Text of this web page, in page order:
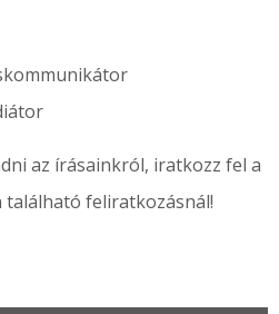
az írásainkról, iratkozz fel a
feliratkozásnál!